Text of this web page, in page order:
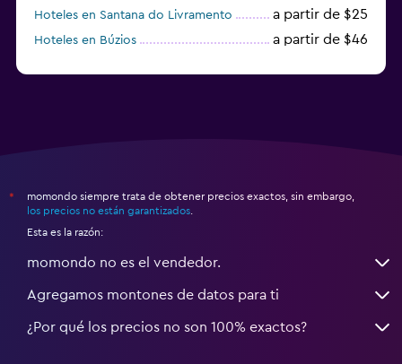
Hoteles en Santana do Livramento a partir de $25
Hoteles en Búzios a partir de $46
*
momondo siempre trata de obtener precios exactos, sin embargo,
los precios no están garantizados
Esta es la razón:
momondo no es el vendedor.
Agregamos montones de datos para ti
¿Por qué los precios no son 100% exactos?